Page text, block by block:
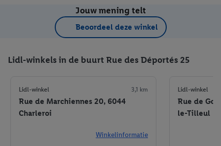
Jouw mening telt
Beoordeel deze winkel
Lidl-winkels in de buurt Rue des Déportés 25
Lidl-winkel 3,1 km
Rue de Marchiennes 20, 6044
Charleroi
Winkelinformatie
Lidl-winkel
Rue de
le-Tilleul